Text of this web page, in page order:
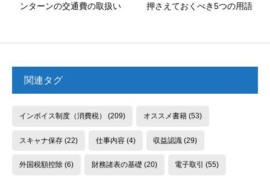
ンターンの交通費の取扱い
押さえておくべき5つの用語
関連タグ
インボイス制度（消費税） (209) オススメ書籍(53)
スキャナ保存(22) 仕事内容(4) 収益認識 (29)
外国税額控除(6) 財務諸表の基礎 (20) 電子取引 (55)